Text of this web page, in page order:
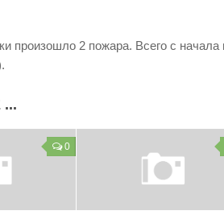
произошло 2 пожара. Всего с
0